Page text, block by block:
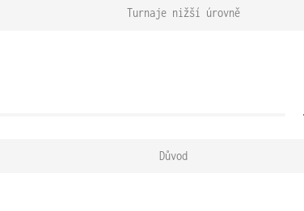
Turnaje nižší úrovně
Důvod